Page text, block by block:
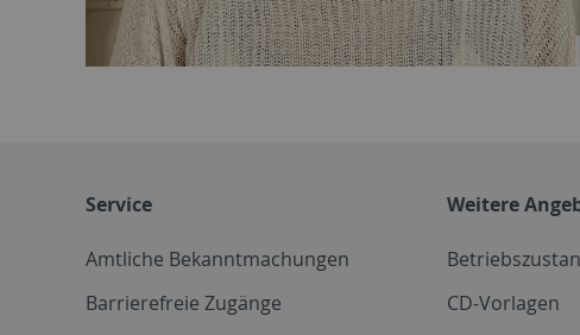
Service
Amtliche Bekanntmachungen
Barrierefreie Zugänge
Weitere
CD-Vorlagen